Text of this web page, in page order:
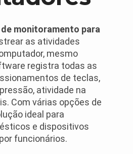
monitoramento para
as atividades
mesmo
registra todas as
de teclas,
atividade na
Com várias opções de
ideal para
e dispositivos
funcionários.